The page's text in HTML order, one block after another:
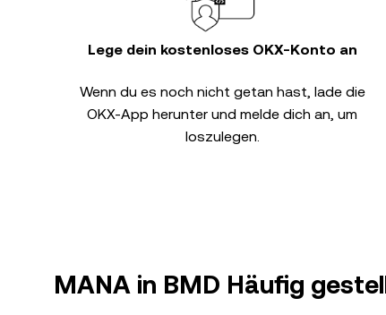
Lege dein kostenloses OKX-Konto an
Wenn du es noch nicht getan hast, lade die
OKX-App herunter und melde dich an, um
loszulegen.
MANA in BMD Häufig